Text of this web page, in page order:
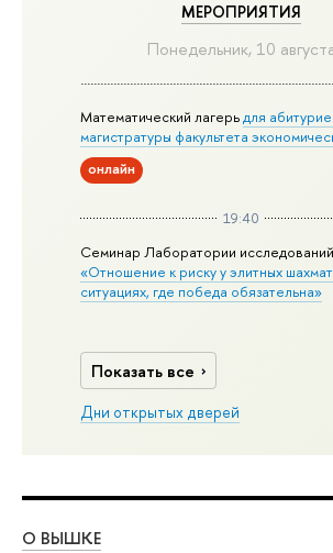
МЕРОПРИЯТИЯ
Понедельник, 10
Математический лагерьдля
магистратуры факультета
онлайн
19:40
Семинар Лаборатории
«Отношение к риску у элитных
ситуациях, где победа обязательна»
Показать все
Дни открытых дверей
О ВЫШКЕ